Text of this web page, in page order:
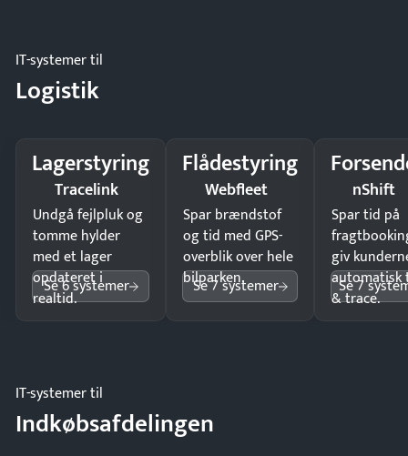
IT-systemer til
Logistik
Lagerstyring
Tracelink
Undgå fejlpluk og
tomme hylder
med et lager
opdateret i
realtid.
Se 6 systemer
Flådestyring
Webfleet
Spar brændstof
og tid med GPS-
overblik over hele
bilparken.
Se 7 systemer
nShift
Spar tid på
giv
automatisk
& trace.
Se 7
IT-systemer til
Indkøbsafdelingen